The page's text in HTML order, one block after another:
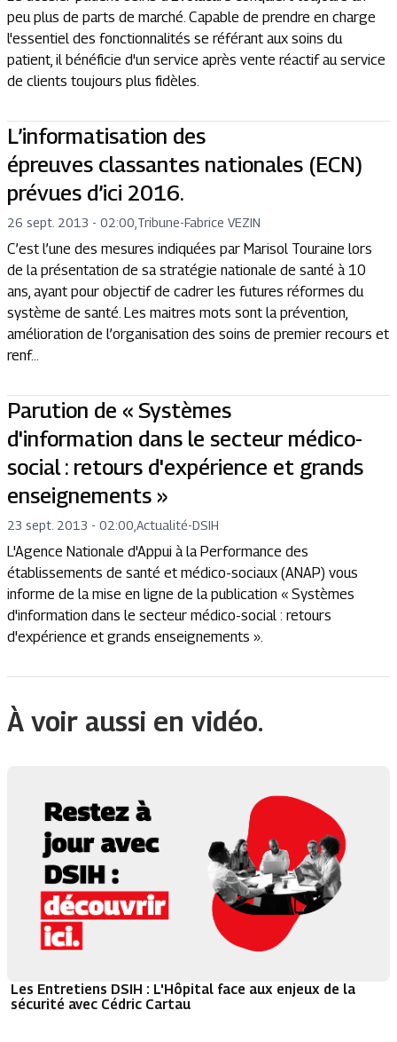
peu plus de parts de marché. Capable de prendre en charge
l'essentiel des fonctionnalités se référant aux soins du
patient, il bénéficie d'un service après vente réactif au service
de clients toujours plus fidèles.
L’informatisation des
épreuves classantes nationales (ECN)
prévues d’ici 2016.
26 sept. 2013 - 02:00 Tribune-Fabrice VEZIN
C’est l’une des mesures indiquées par Marisol Touraine lors
de la présentation de sa stratégie nationale de santé à 10
ans, ayant pour objectif de cadrer les futures réformes du
système de santé. Les maitres mots sont la prévention,
amélioration de l’organisation des soins de premier recours et
renf...
Parution de « Systèmes
d'information dans le secteur médico-
social : retours d'expérience et grands
enseignements »
23 sept. 2013 - 02:00 Actualité-DSIH
L'Agence Nationale d'Appui à la Performance des
établissements de santé et médico-sociaux (ANAP) vous
informe de la mise en ligne de la publication « Systèmes
d'information dans le secteur médico-social : retours
d'expérience et grands enseignements ».
À voir aussi en vidéo.
Les Entretiens DSIH : L'Hôpital face aux enjeux de la
sécurité avec Cédric Cartau